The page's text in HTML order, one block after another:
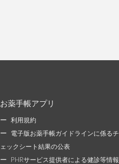
お薬手帳アプリ
利用規約
電子版お薬手帳ガイドラインに係るチ
ェックシート結果の公表
PHRサービス提供者による健診等情報